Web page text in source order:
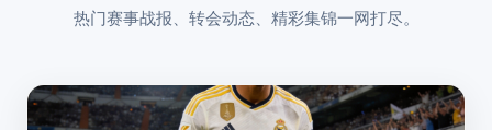
热门赛事战报、转会动态、精彩集锦一网打尽。